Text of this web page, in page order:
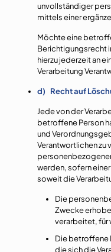
unvollständiger
mittels einer
Möchte eine
Berichtigungsrecht
hierzu jederzeit an
Verarbeitung
d) Recht auf
Jede von der
betroffene Person
und
Verantwortlichen zu
werden, sofern
soweit die
Die
Zwecke
verarbeitet, für
Die betroffene
die sich die